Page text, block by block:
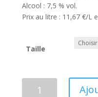
Alcool : 7,5 % vol.
Prix au litre : 11,67 €/L
Taille